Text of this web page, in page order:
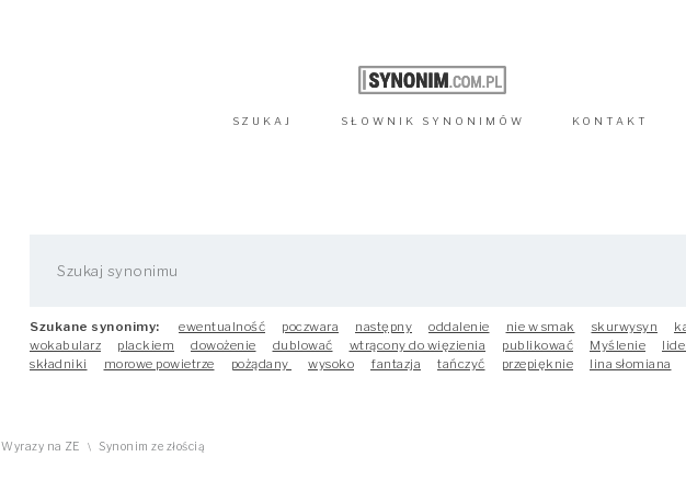
SZUKAJ SŁOWNIK SYNONIMÓW KONTAKT
Szukane synonimy: ewentualność poczwara następny oddalenie nie w smak skurwysyn
wokabularz
plackiem dowożenie dublować wtrącony do więzienia publikować Myślenie
składniki
morowe powietrze pożądany wysoko fantazja tańczyć przepięknie lina słomiana
Wyrazy na ZE \ Synonim ze złością